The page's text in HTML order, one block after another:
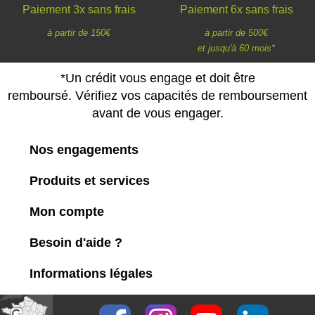
Paiement 3x sans frais
à partir de 150€
Paiement 6x sans frais
à partir de 500€
et jusqu'à 60 mois*
*Un crédit vous engage et doit être
remboursé. Vérifiez vos capacités de remboursement
avant de vous engager.
Nos engagements
Produits et services
Mon compte
Besoin d'aide ?
Informations légales